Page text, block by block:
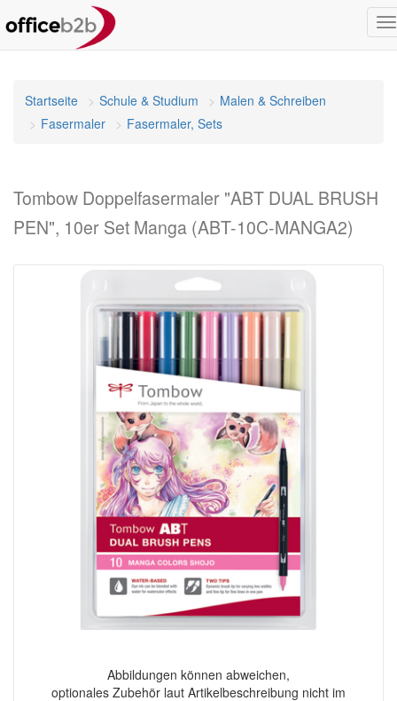
Startseite Schule & Studium
Malen & Schreiben
Fasermaler
Fasermaler, Sets
Tombow Doppelfasermaler "ABT DUAL BRUSH
PEN", 10er Set Manga (ABT-10C-MANGA2)
Abbildungen können abweichen,
optionales Zubehör laut Artikelbeschreibung nicht im